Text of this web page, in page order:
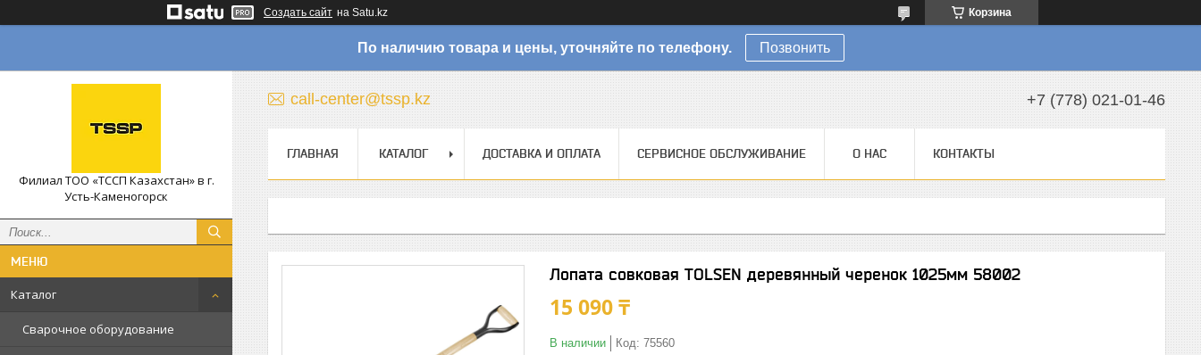
Создать сайт на Satu.kz Корзина
По наличию товара и цены, уточняйте по телефону. Позвонить
Филиал ТОО «ТССП Казахстан» в г.
Усть-Каменогорск
Каталог
Сварочное оборудование
call-center@tssp.kz +7 (778) 021-01-46
ГЛАВНАЯ КАТАЛОГ ДОСТАВКА И ОПЛАТА СЕРВИСНОЕ ОБСЛУЖИВАНИЕ О НАС КОНТАКТЫ
Лопата совковая TOLSEN деревянный черенок 1025мм 58002
15 090 ₸
В наличии Код: 75560